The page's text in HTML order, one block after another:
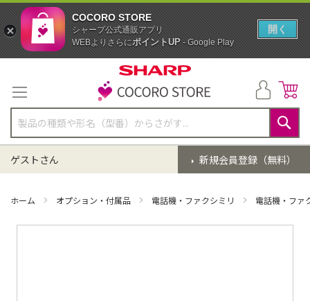
テ
ン
ツ
に
ス
キ
ッ
検
索
新規会員登録（無料）
ゲストさん
ホーム オプション・付属品 電話機・ファクシミリ 電話機・ファ
COCORO STORE
シャープ公式通販アプリ
WEBよりさらにポイントUP- Google Play
開く